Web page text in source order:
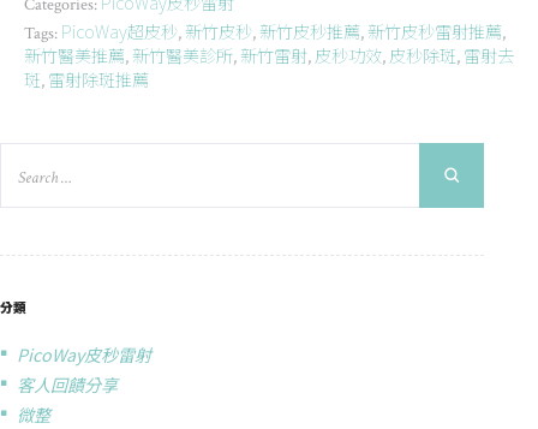
Tags: PicoWay超皮秒, 新竹皮秒, 新竹皮秒推薦, 新竹皮秒雷射推薦,
新竹醫美推薦, 新竹醫美診所, 新竹雷射, 皮秒功效, 皮秒除斑, 雷射去
斑, 雷射除斑推薦
分類
PicoWay皮秒雷射
客人回饋分享
微整